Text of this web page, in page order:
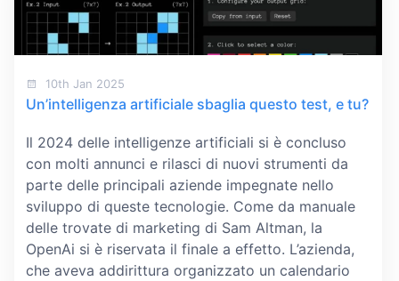
10th Jan 2025
Un’intelligenza artificiale sbaglia questo test, e tu?
Il 2024 delle intelligenze artificiali si è concluso
con molti annunci e rilasci di nuovi strumenti da
parte delle principali aziende impegnate nello
sviluppo di queste tecnologie. Come da manuale
delle trovate di marketing di Sam Altman, la
OpenAi si è riservata il finale a effetto. L’azienda,
che aveva addirittura organizzato un calendario